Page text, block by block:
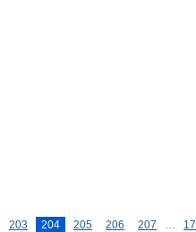
203 204 205 206 207